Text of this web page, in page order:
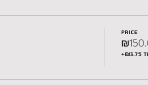
Price
+₪3.75